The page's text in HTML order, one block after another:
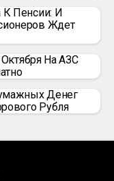
К Пенсии: И
Ждет
На АЗС
Денег
Рубля